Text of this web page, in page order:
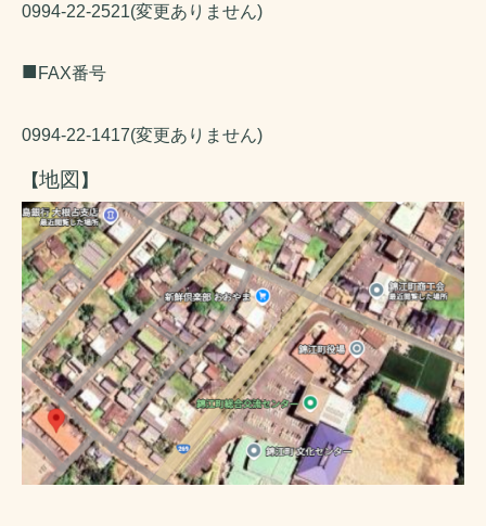
0994-22-2521(変更ありません)
■ FAX番号
0994-22-1417(変更ありません)
【地図 】